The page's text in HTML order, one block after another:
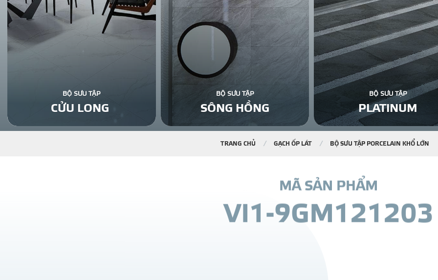
BỘ SƯU TẬP
CỬU LONG
BỘ SƯU TẬP
SÔNG HỒNG
BỘ SƯU TẬP
PLATINUM
TRANG CHỦ GẠCH ỐP LÁT BỘ SƯU TẬP PORCELAIN KHỔ LỚN
MÃ SẢN PHẨM
VI1-9GM1 21 203